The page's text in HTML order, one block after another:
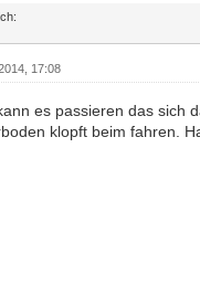
17:08
es passieren das sich
klopft beim fahren.